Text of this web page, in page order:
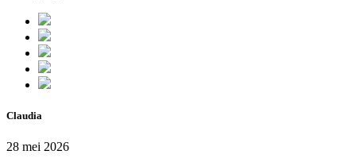
Claudia
28 mei 2026